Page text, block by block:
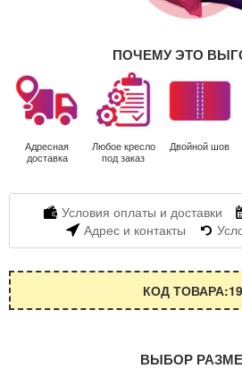
ПОЧЕМУ ЭТО
Адресная
доставка
Любое кресло
под заказ
Двойной шов
Условия оплаты и доставки
Адрес и контакты
КОД
ВЫБОР